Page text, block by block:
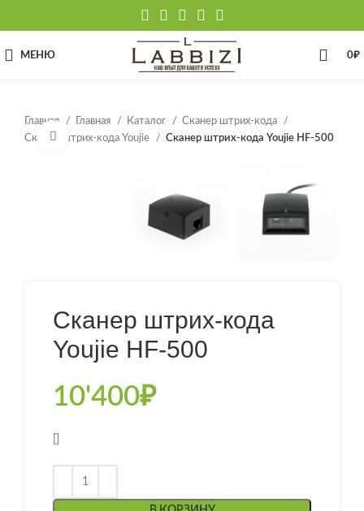
МЕНЮ 0₽
Главная Главная Каталог
Сканер штрих-кода
Сканер штрих-кода Youjie
Сканер штрих-кода Youjie HF-500
Нажмите, чтобы увеличить
Сканер штрих-кода
Youjie HF-500
10'400₽